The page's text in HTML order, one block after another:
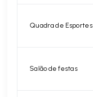
Quadra de Esportes
Salão de festas